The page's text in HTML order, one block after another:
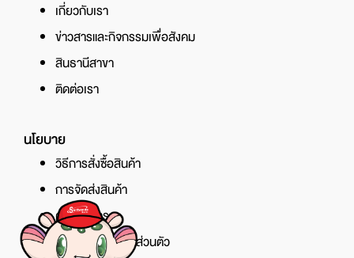
เกี่ยวกับเรา
ข่าวสารและกิจกรรมเพื่อสังคม
สินธานีสาขา
ติดต่อเรา
นโยบาย
วิธีการสั่งซื้อสินค้า
การจัดส่งสินค้า
ศูนย์บริการ
นโยบายความเป็นส่วนตัว